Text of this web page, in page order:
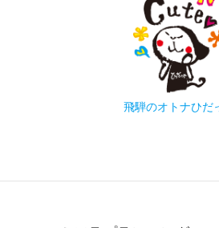
飛騨のオトナひだ